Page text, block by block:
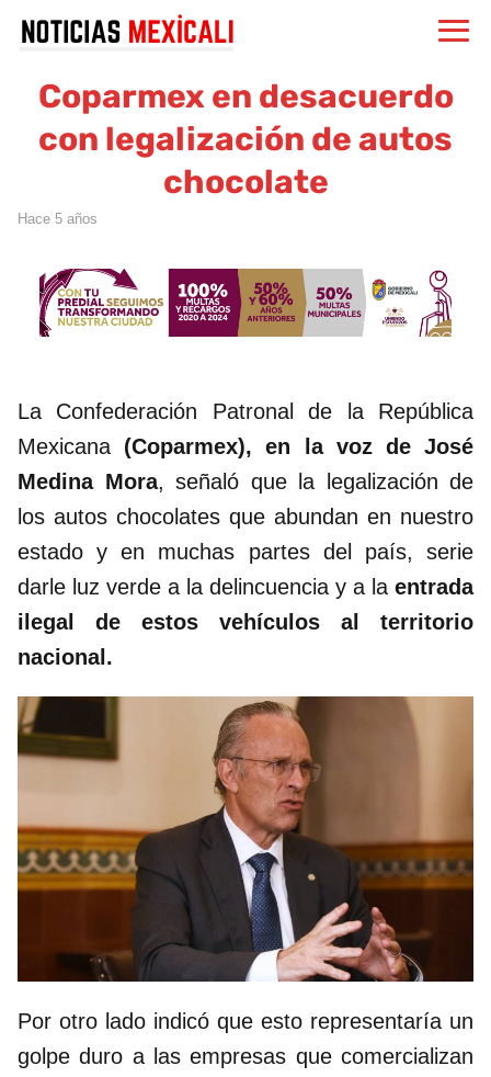
Coparmex en desacuerdo
con legalización de autos
chocolate
hace 5 años
La Confederación Patronal de la República
Mexicana (Coparmex), en la voz de José
Medina Mora, señaló que la legalización de
los autos chocolates que abundan en nuestro
estado y en muchas partes del país, serie
darle luz verde a la delincuencia y a la entrada
ilegal de estos vehículos al territorio
nacional.
Por otro lado indicó que esto representaría un
golpe duro a las empresas que comercializan